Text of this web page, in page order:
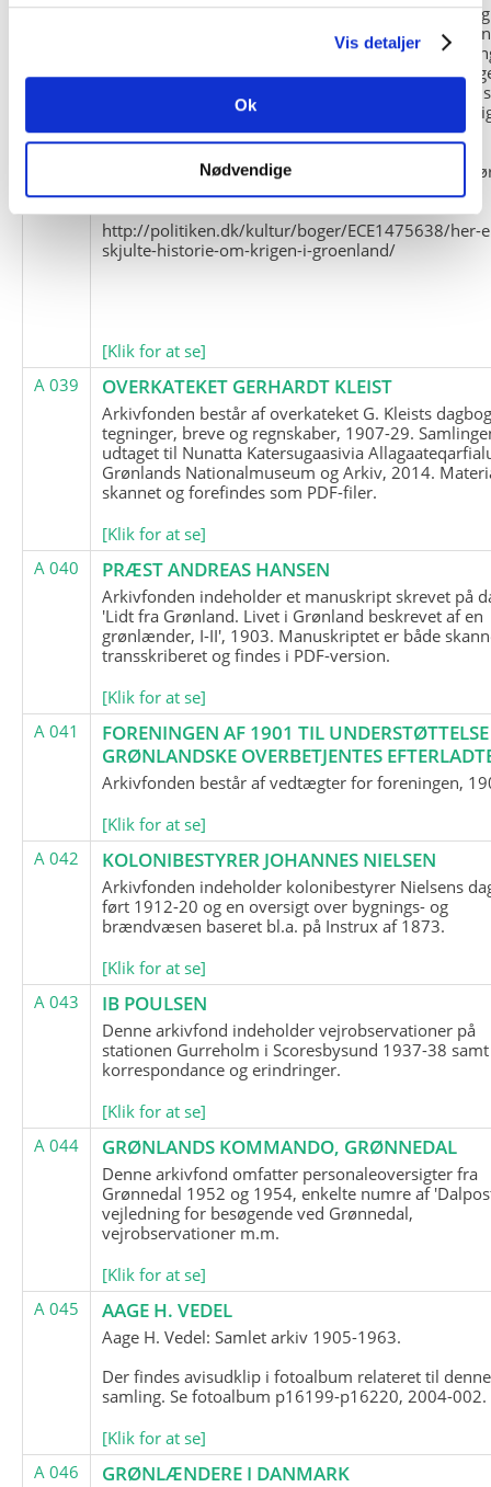
Vis detaljer
Ok
Nødvendige
og Marius Jensen som medlem. Marius Jensens
befinder sig i Militärhistorisches Museum i Dresden
(Tyskland). Kopierne af Friedrich Littmanns
klausuleret iht. aftalen med giveren og Franz
Kontakt venligst Arktisk Instituts ledelse i
brugen af materialet til studie- og
formål.
Nedenunder findes et link til en presseartikel
historien om Nordøstgrønlands Slædepatrulje:
http://politiken.dk/kultur/boger/ECE1475638/her-
skjulte-historie-om-krigen-i-groenland/
[Klik for at se]
A 039
OVERKATEKET GERHARDT KLEIST
Arkivfonden består af overkateket G. Kleists
tegninger, breve og regnskaber, 1907-29.
udtaget til Nunatta Katersugaasivia
Grønlands Nationalmuseum og Arkiv, 2014.
skannet og forefindes som PDF-filer.
[Klik for at se]
A 040
PRÆST ANDREAS HANSEN
Arkivfonden indeholder et manuskript skrevet på
'Lidt fra Grønland. Livet i Grønland beskrevet af en
grønlænder, I-II', 1903. Manuskriptet er både
transskriberet og findes i PDF-version.
[Klik for at se]
A 041
FORENINGEN AF 1901 TIL
GRØNLANDSKE OVERBETJENTES
Arkivfonden består af vedtægter for foreningen,
[Klik for at se]
A 042
KOLONIBESTYRER JOHANNES NIELSEN
Arkivfonden indeholder kolonibestyrer Nielsens
ført 1912-20 og en oversigt over bygnings- og
brændvæsen baseret bl.a. på Instrux af 1873.
[Klik for at se]
A 043
IB POULSEN
Denne arkivfond indeholder vejrobservationer på
stationen Gurreholm i Scoresbysund 1937-38 samt
korrespondance og erindringer.
[Klik for at se]
A 044
GRØNLANDS KOMMANDO, GRØNNEDAL
Denne arkivfond omfatter personaleoversigter fra
Grønnedal 1952 og 1954, enkelte numre af
vejledning for besøgende ved Grønnedal,
vejrobservationer m.m.
[Klik for at se]
A 045
AAGE H. VEDEL
Aage H. Vedel: Samlet arkiv 1905-1963.
Der findes avisudklip i fotoalbum relateret til denne
samling. Se fotoalbum p16199-p16220, 2004-002.
[Klik for at se]
A 046
GRØNLÆNDERE I DANMARK